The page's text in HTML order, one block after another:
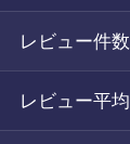
レビュー件数
レビュー平均